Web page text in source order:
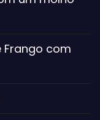
Frango com